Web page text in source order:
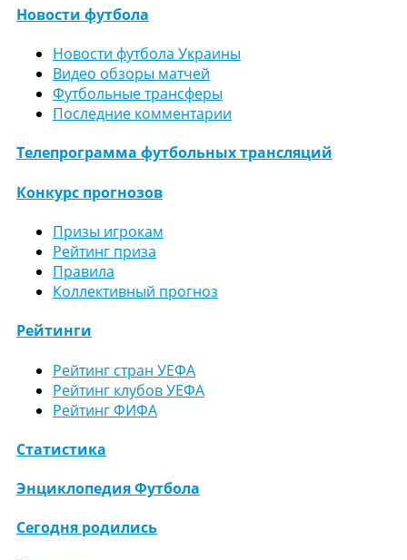
Новости футбола
Новости футбола Украины
Видео обзоры матчей
Футбольные трансферы
Последние комментарии
Телепрограмма футбольных трансляций
Конкурс прогнозов
Призы игрокам
Рейтинг приза
Правила
Коллективный прогноз
Рейтинги
Рейтинг стран УЕФА
Рейтинг клубов УЕФА
Рейтинг ФИФА
Статистика
Энциклопедия Футбола
Сегодня родились